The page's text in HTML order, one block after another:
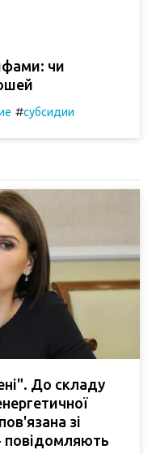
чи
#субсидии
До складу
зі
повідомляють